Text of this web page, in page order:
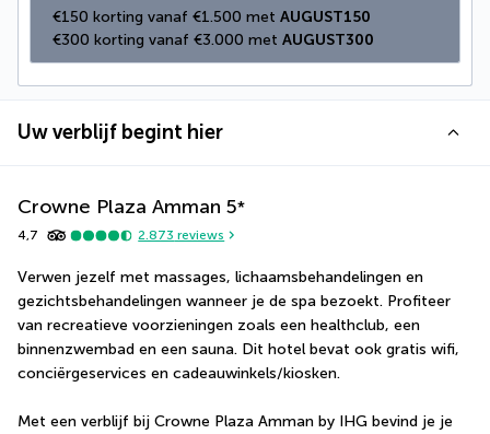
€150 korting vanaf €1.500 met AUGUST150
€300 korting vanaf €3.000 met AUGUST300
Uw verblijf begint hier
Crowne Plaza Amman 5*
4,7 2.873 reviews
Verwen jezelf met massages, lichaamsbehandelingen en
gezichtsbehandelingen wanneer je de spa bezoekt. Profiteer
van recreatieve voorzieningen zoals een healthclub, een
binnenzwembad en een sauna. Dit hotel bevat ook gratis wifi,
conciërgeservices en cadeauwinkels/kiosken.
Met een verblijf bij Crowne Plaza Amman by IHG bevind je je